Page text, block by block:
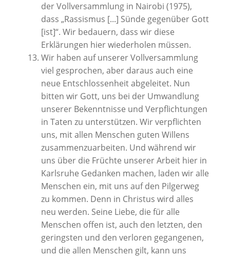
der Vollversammlung in Nairobi (1975),
dass „Rassismus [...] Sünde gegenüber Gott
[ist]“. Wir bedauern, dass wir diese
Erklärungen hier wiederholen müssen.
Wir haben auf unserer Vollversammlung
viel gesprochen, aber daraus auch eine
neue Entschlossenheit abgeleitet. Nun
bitten wir Gott, uns bei der Umwandlung
unserer Bekenntnisse und Verpflichtungen
in Taten zu unterstützen. Wir verpflichten
uns, mit allen Menschen guten Willens
zusammenzuarbeiten. Und während wir
uns über die Früchte unserer Arbeit hier in
Karlsruhe Gedanken machen, laden wir alle
Menschen ein, mit uns auf den Pilgerweg
zu kommen. Denn in Christus wird alles
neu werden. Seine Liebe, die für alle
Menschen offen ist, auch den letzten, den
geringsten und den verloren gegangenen,
und die allen Menschen gilt, kann uns